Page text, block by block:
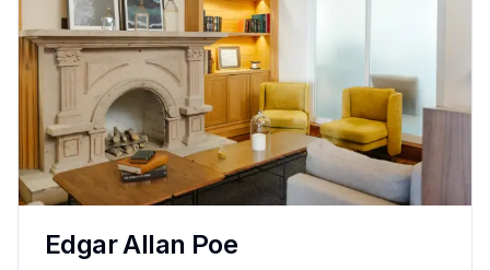
Edgar Allan Poe